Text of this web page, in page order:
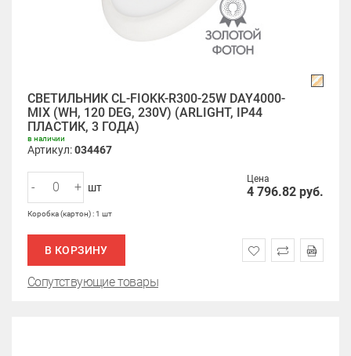
СВЕТИЛЬНИК CL-FIOKK-R300-25W DAY4000-
MIX (WH, 120 DEG, 230V) (ARLIGHT, IP44
ПЛАСТИК, 3 ГОДА)
в наличии
Артикул:034467
Цена
4 796.82 руб.
- + шт
Коробка (картон) : 1 шт
В КОРЗИНУ
Сопутствующие товары